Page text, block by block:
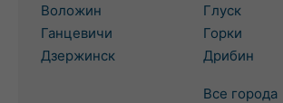
Воложин
Ганцевичи
Дзержинск
Глуск
Горки
Дрибин
Все города